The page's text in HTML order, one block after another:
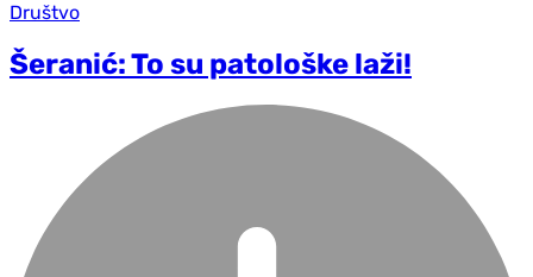
Društvo
Šeranić: To su patološke laži!